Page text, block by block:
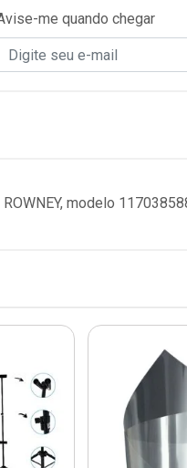
me quando chegar
modelo